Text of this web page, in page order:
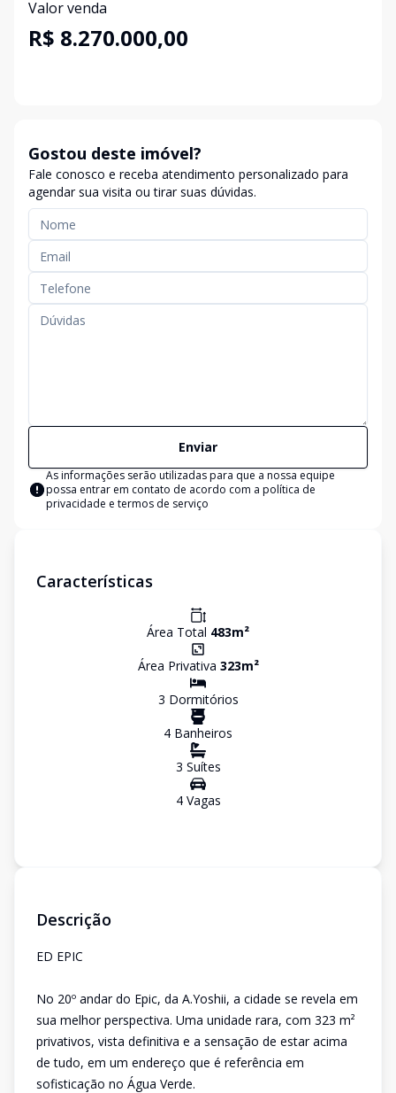
Valor venda
R$ 8.270.000,00
Gostou deste imóvel?
Fale conosco e receba atendimento personalizado para
agendar sua visita ou tirar suas dúvidas.
Enviar
As informações serão utilizadas para que a nossa equipe
possa entrar em contato de acordo com a política de
privacidade e termos de serviço
Características
Área Total 483m²
Área Privativa 323m²
3 Dormitórios
4 Banheiros
3 Suítes
4Vagas
Descrição
ED EPIC
No 20º andar do Epic, da A.Yoshii, a cidade se revela em
sua melhor perspectiva. Uma unidade rara, com 323 m²
privativos, vista definitiva e a sensação de estar acima
de tudo, em um endereço que é referência em
sofisticação no Água Verde.